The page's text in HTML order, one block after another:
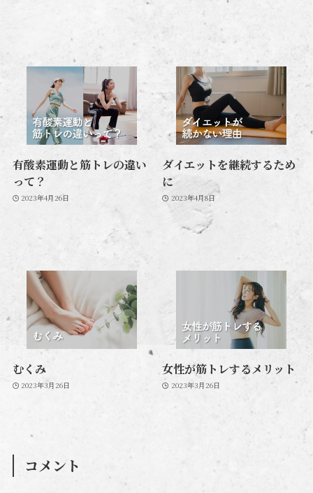
有酸素運動と筋トレの違い
って？
2023年4月26日
ダイエットを継続するため
に
2023年4月8日
むくみ
2023年3月26日
女性が筋トレするメリット
2023年3月26日
コメント